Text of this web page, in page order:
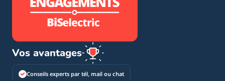
Vos avantages
Conseils experts par tél, mail ou chat